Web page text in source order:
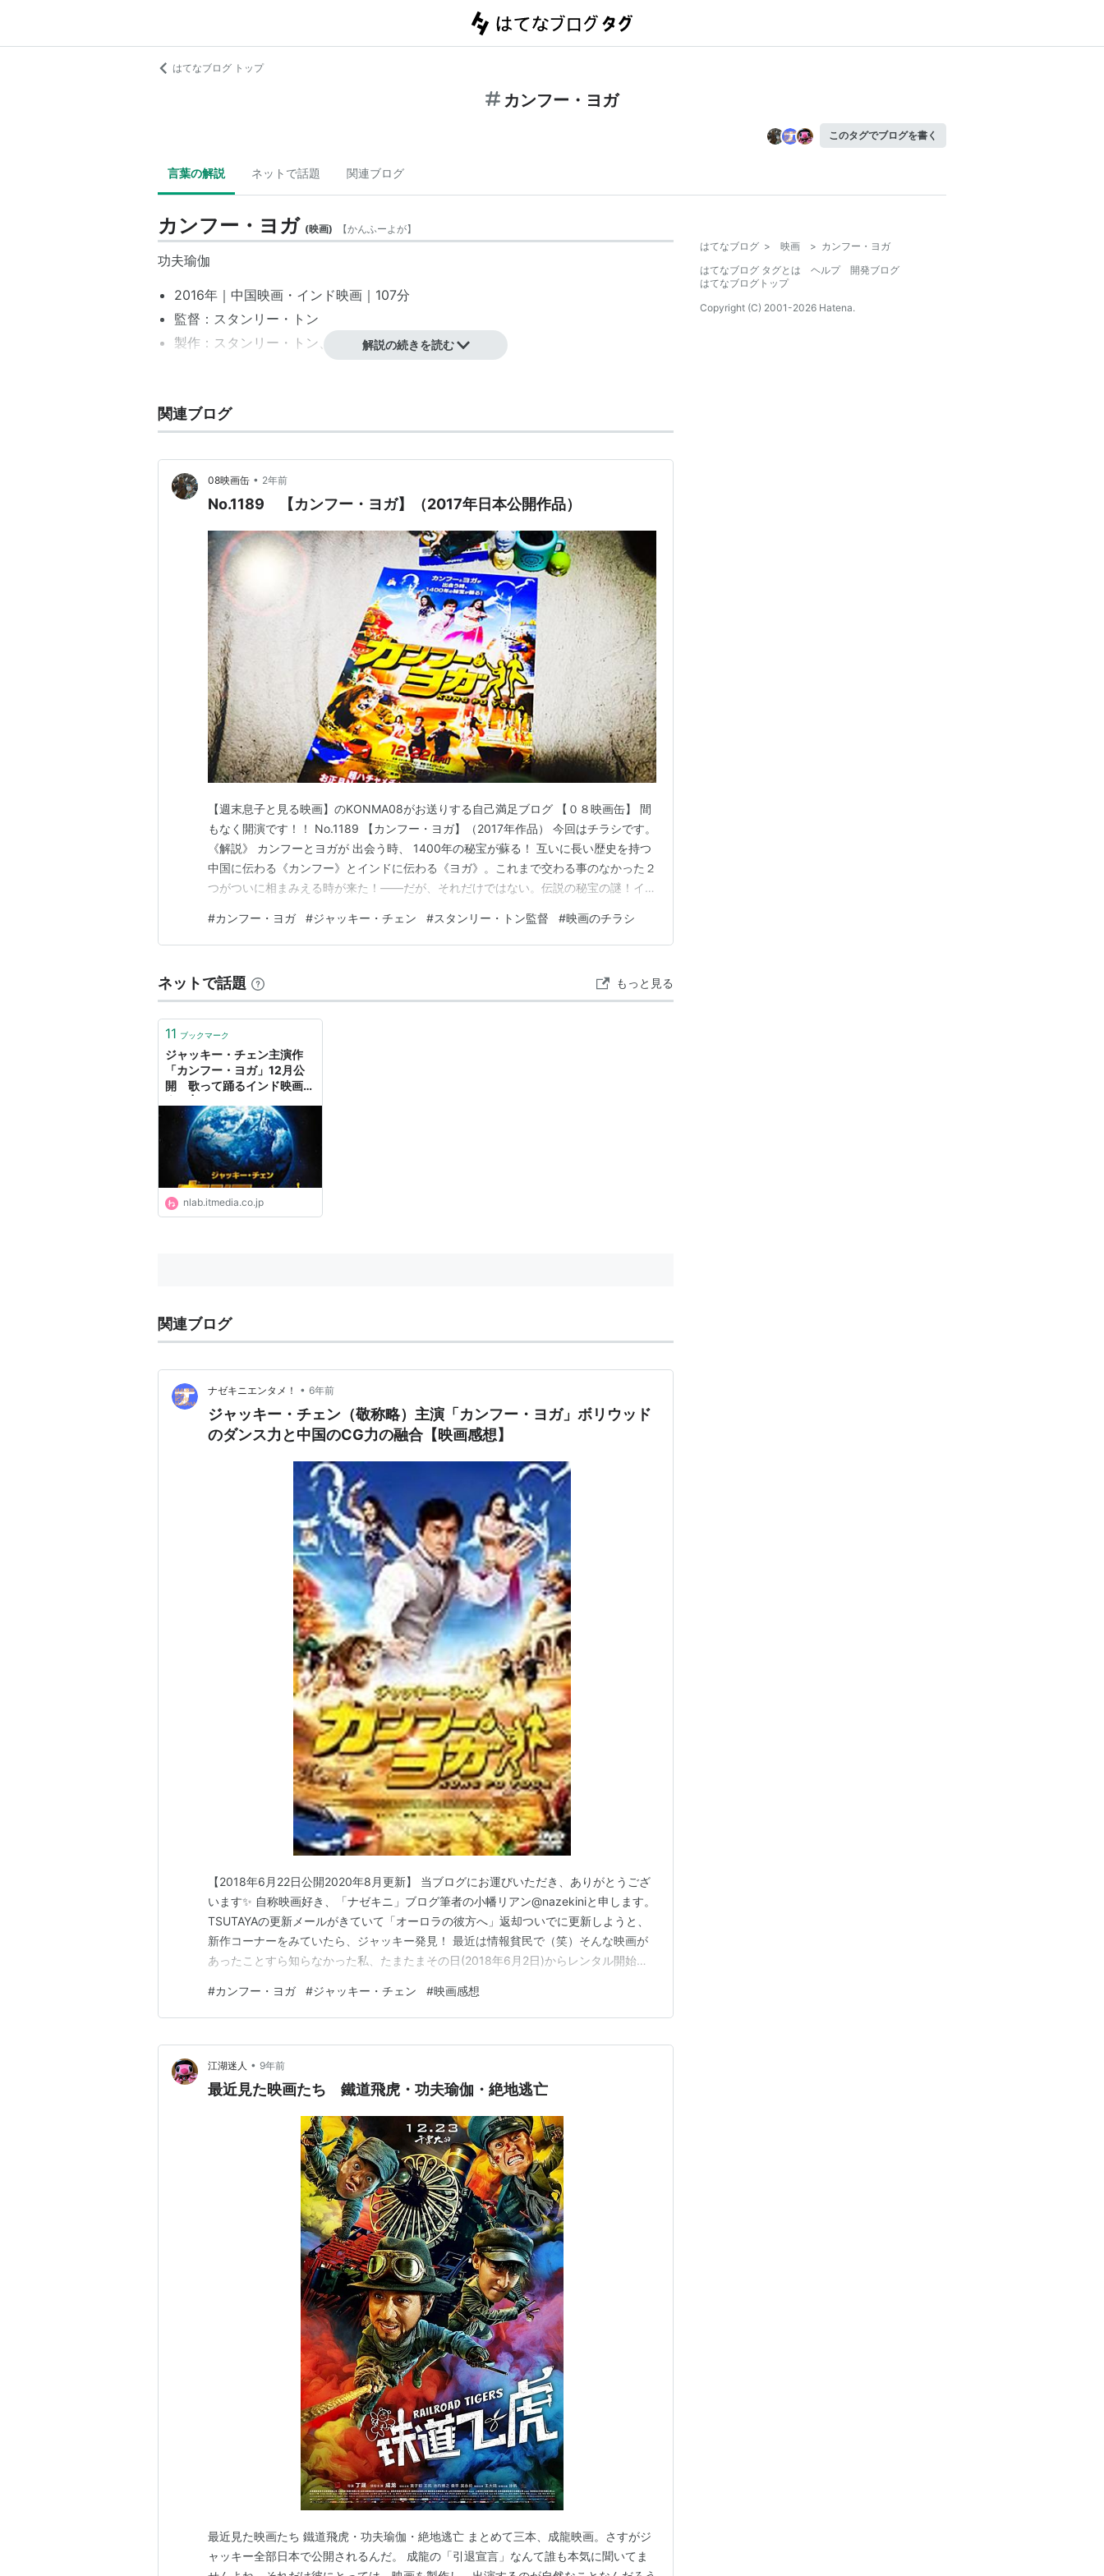
はてなブログ トップ
カンフー・ヨガ
このタグでブログを書く
言葉の解説 ネットで話題 関連ブログ
カンフー・ヨガ (映画) 【かんふーよが】
功夫瑜伽
2016年｜ 中国映画 ・ インド映画 ｜107分
監督： スタンリー・トン
製作： スタンリー・トン、
バービー・タン
音楽：ネイサン・ワン
解説の続きを読む
関連ブログ
08映画缶 • 2年前
No.1189 【カンフー・ヨガ】（2017年日本公開作品）
【週末息子と見る映画】のKONMA08がお送りする自己満足ブログ 【０８映画缶】 間
もなく開演です！！ No.1189 【カンフー・ヨガ】（2017年作品） 今回はチラシです。
《解説》 カンフーとヨガが 出会う時、 1400年の秘宝が蘇る！ 互いに長い歴史を持つ
中国に伝わる《カンフー》とインドに伝わる《ヨガ》。これまで交わる事のなかった２
つがついに相まみえる時が来た！――だが、それだけではない。伝説の秘宝の謎！イン
スポーツカーを大量に使った【ワイルド・スピード】な展開！大事なところで、いきな
りダンス！てんこ盛りにも…
#カンフー・ヨガ #ジャッキー・チェン #スタンリー・トン監督 #映画のチラシ
ネットで話題 もっと見る
11 ブックマーク
ジャッキー・チェン主演作
「カンフー・ヨガ」12月公
開 歌って踊るインド映画要
nlab.itmedia.co.jp
関連ブログ
ナゼキニエンタメ！ • 6年前
ジャッキー・チェン（敬称略）主演「カンフー・ヨガ」ボリウッド
のダンス力と中国のCG力の融合【映画感想】
【2018年6月22日公開2020年8月更新】 当ブログにお運びいただき、ありがとうござ
います✨ 自称映画好き、「ナゼキニ」ブログ筆者の小幡リアン@nazekiniと申します。
TSUTAYAの更新メールがきていて「オーロラの彼方へ」返却ついでに更新しようと、
新作コーナーをみていたら、ジャッキー発見！ 最近は情報貧民で（笑）そんな映画が
あったことすら知らなかった私、たまたまその日(2018年6月2日)からレンタル開始だ
想です。 よろしくお願いいたします。 「カンフー・ヨガ」とは 「カンフー・ヨガ」あ
らすじとキャスト …
#カンフー・ヨガ #ジャッキー・チェン #映画感想
江湖迷人 • 9年前
最近見た映画たち 鐵道飛虎・功夫瑜伽・絶地逃亡
最近見た映画たち 鐵道飛虎・功夫瑜伽・絶地逃亡 まとめて三本、成龍映画。さすがジ
ャッキー全部日本で公開されるんだ。 成龍の「引退宣言」なんて誰も本気に聞いてま
はてなブログ > 映画 > カンフー・ヨガ
はてなブログ タグとは
ヘルプ
開発ブログ
はてなブログトップ
Copyright (C) 2001-2026 Hatena.